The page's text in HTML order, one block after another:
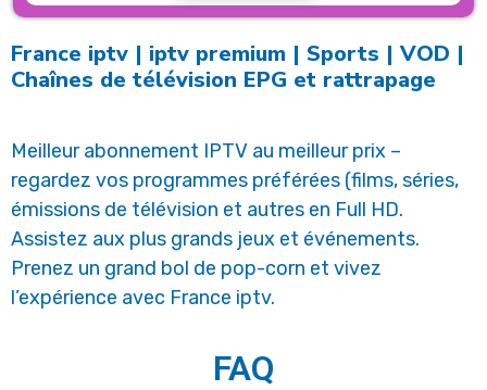
France iptv | iptv premium | Sports | VOD |
Chaînes de télévision EPG et rattrapage
Meilleur abonnement IPTV au meilleur prix –
regardez vos programmes préférées (films, séries,
émissions de télévision et autres en Full HD.
Assistez aux plus grands jeux et événements.
Prenez un grand bol de pop-corn et vivez
l’expérience avec France iptv.
FAQ